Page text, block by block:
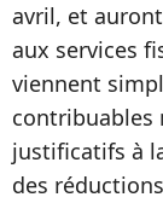
avril, et
aux services
viennent
contribuables
justificatifs à
des